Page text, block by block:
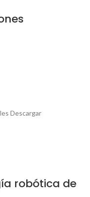
Descargar
robótica de